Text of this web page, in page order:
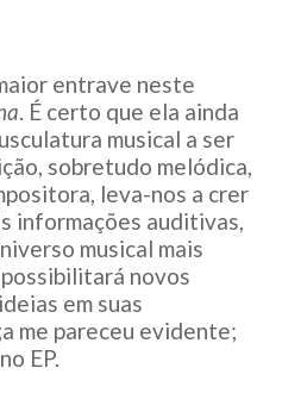
entrave neste
. É certo que ela ainda
musical a ser
sobretudo melódica,
leva-nos a crer
informações auditivas,
musical mais
novos
em suas
me pareceu evidente;
EP.